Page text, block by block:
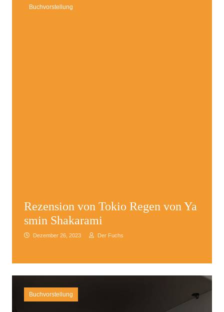
Buchvorstellung
Rezension von Tokio Regen von Ya
smin Shakarami
Dezember 26, 2023 Der Fuchs
Buchvorstellung